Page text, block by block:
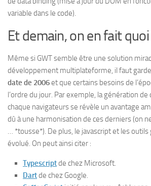
variable dans le code).
Et demain, on en fait quoi
Même si GWT semble être une solution
développement multiplateforme, il faut
date de 2006et que certains besoins de
l’ordre du jour. Par exemple, la génération de
chaque navigateurs se révèle un avantage
dû à une harmonisation de ces derniers (on
… *tousse*). De plus, le javascript et les
évolué. On peut ainsi citer :
Typescriptde chez Microsoft.
Dartde chez Google.